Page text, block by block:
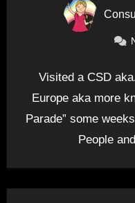
Visited a CSD
Europe aka more
Parade” some
People